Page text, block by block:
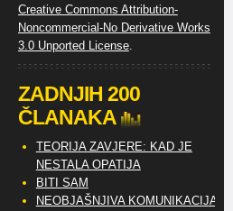
Creative Commons Attribution-
Noncommercial-No Derivative Works
3.0 Unported License.
ZADNJIH 200
ČLANAKA
TEORIJA ZAVJERE: KAD JE
NESTALA OPATIJA
BITI SAM
NEOBJAŠNJIVA KOMUNIKACIJA